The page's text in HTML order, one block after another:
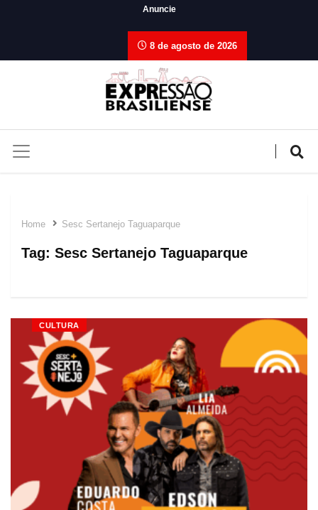
Anuncie
8 de agosto de 2026
Home Sesc Sertanejo Taguaparque
Tag: Sesc Sertanejo Taguaparque
CULTURA